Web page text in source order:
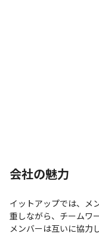
会社の魅力
イットアップでは、メ
重しながら、チームワ
メンバーは互いに協力